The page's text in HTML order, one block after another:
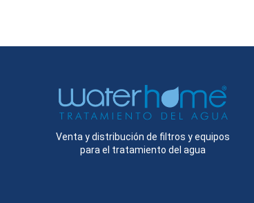
Venta y distribución de filtros y equipos
para el tratamiento del agua